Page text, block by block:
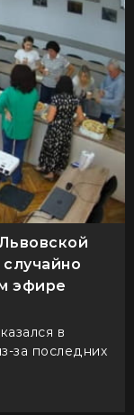
эфире
в
за последних